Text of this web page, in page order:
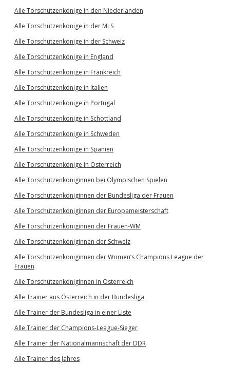
Alle Torschützenkönige in den Niederlanden
Alle Torschützenkönige in der MLS
Alle Torschützenkönige in der Schweiz
Alle Torschützenkönige in England
Alle Torschützenkönige in Frankreich
Alle Torschützenkönige in Italien
Alle Torschützenkönige in Portugal
Alle Torschützenkönige in Schottland
Alle Torschützenkönige in Schweden
Alle Torschützenkönige in Spanien
Alle Torschützenkönige in Österreich
Alle Torschützenköniginnen bei Olympischen Spielen
Alle Torschützenköniginnen der Bundesliga der Frauen
Alle Torschützenköniginnen der Europameisterschaft
Alle Torschützenköniginnen der Frauen-WM
Alle Torschützenköniginnen der Schweiz
Alle Torschützenköniginnen der Women’s Champions League der
Frauen
Alle Torschützenköniginnen in Österreich
Alle Trainer aus Österreich in der Bundesliga
Alle Trainer der Bundesliga in einer Liste
Alle Trainer der Champions-League-Sieger
Alle Trainer der Nationalmannschaft der DDR
Alle Trainer des Jahres